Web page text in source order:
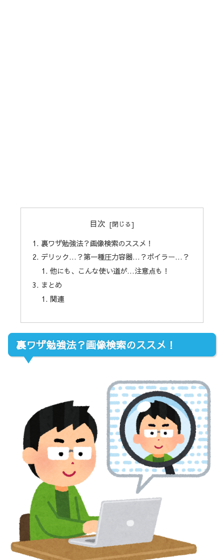
目次
裏ワザ勉強法？画像検索のススメ！
デリック…？第一種圧力容器…？ボイラー…？
他にも、こんな使い道が…注意点も！
まとめ
関連
裏ワザ勉強法？画像検索のススメ！